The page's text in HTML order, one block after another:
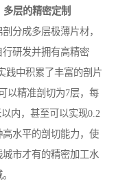
层的精密定制
分成多层极薄片材，
研发并拥有高精密
践中积累了丰富的剖片
以精准剖切为7层，每
内，甚至可以实现0.2
水平的剖切能力，使
市才有的精密加工水